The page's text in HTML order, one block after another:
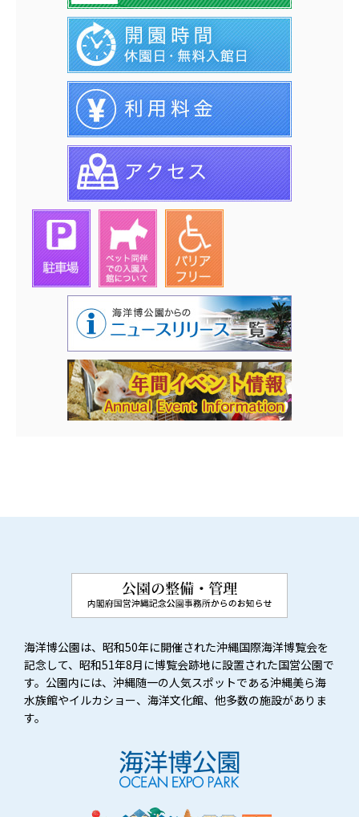
海洋博公園は、昭和50年に開催された沖縄国際海洋博覧会を
記念して、昭和51年8月に博覧会跡地に設置された国営公園で
す。公園内には、沖縄随一の人気スポットである沖縄美ら海
水族館やイルカショー、海洋文化館、他多数の施設がありま
す。